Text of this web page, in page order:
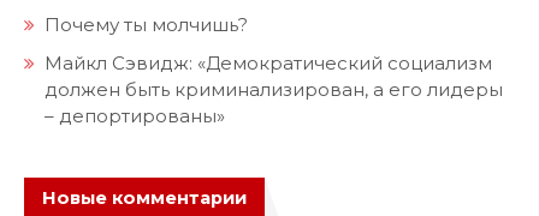
Почему ты молчишь?
Майкл Сэвидж: «Демократический социализм
должен быть криминализирован, а его лидеры
– депортированы»
Новые комментарии